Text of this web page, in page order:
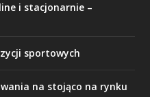
i stacjonarnie –
sportowych
na stojąco na rynku